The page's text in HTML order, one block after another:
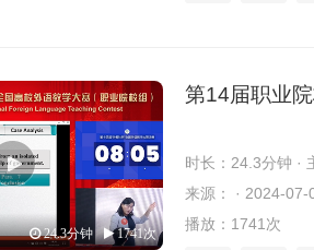
24.3分钟 1741次
第14届职业
时长：24.3分钟 ·
来源： · 2024-07-
播放：1741次